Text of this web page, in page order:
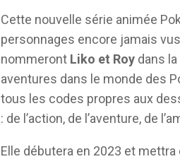
Cette nouvelle série animée
personnages encore jamais
nommeront Liko et Roy dans
aventures dans le monde des
tous les codes propres aux
: de l’action, de l’aventure, de
Elle débutera en 2023 et